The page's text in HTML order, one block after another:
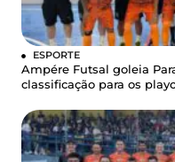
ESPORTE
Ampére Futsal goleia
classificação para os